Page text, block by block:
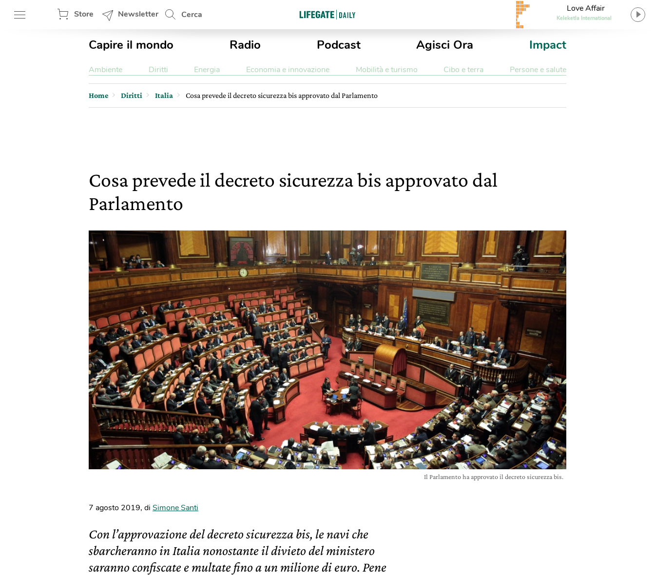
Store Newsletter Cerca
Love Affair
Keleketla International
Capire il mondo Radio Podcast Agisci Ora Impact
Ambiente Diritti Energia Economia e innovazione Mobilità e turismo Cibo e terra Persone e salute
Home Diritti Italia Cosa prevede il decreto sicurezza bis approvato dal Parlamento
Cosa prevede il decreto sicurezza bis approvato dal
Parlamento
Il Parlamento ha approvato il decreto sicurezza bis.
7 agosto 2019, di Simone Santi
Con l’approvazione del decreto sicurezza bis, le navi che
sbarcheranno in Italia nonostante il divieto del ministero
saranno confiscate e multate fino a un milione di euro. Pene